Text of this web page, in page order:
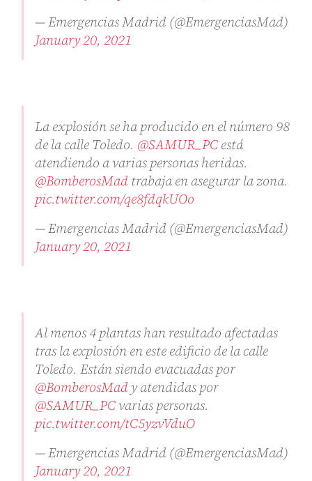
— Emergencias Madrid (@EmergenciasMad)
January 20, 2021
La explosión se ha producido en el número 98
de la calle Toledo. @SAMUR_PCestá
atendiendo a varias personas heridas.
@BomberosMadtrabaja en asegurar la zona.
pic.twitter.com/qe8fdqkUOo
— Emergencias Madrid (@EmergenciasMad)
January 20, 2021
Al menos 4 plantas han resultado afectadas
tras la explosión en este edificio de la calle
Toledo. Están siendo evacuadas por
@BomberosMady atendidas por
@SAMUR_PCvarias personas.
pic.twitter.com/tC5yzvVduO
— Emergencias Madrid (@EmergenciasMad)
January 20, 2021